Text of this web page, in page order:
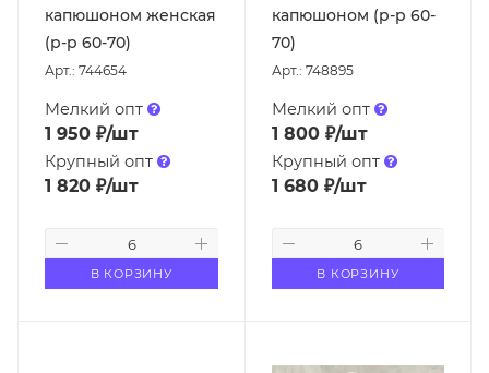
капюшоном женская
(р-р 60-70)
Арт.: 744654
Мелкий опт
1 950 ₽/шт
Крупный опт
1 820 ₽/шт
В КОРЗИНУ
капюшоном (р-р 60-
70)
Арт.: 748895
Мелкий опт
1 800₽/шт
Крупный опт
1 680₽/шт
В КОРЗИНУ